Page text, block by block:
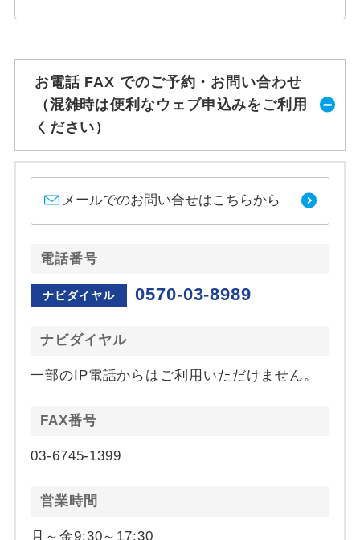
お電話 FAX でのご予約・お問い合わせ
（混雑時は便利なウェブ申込みをご利用
ください）
メールでのお問い合せはこちらから
電話番号
ナビダイヤル 0570-03-8989
ナビダイヤル
一部のIP電話からはご利用いただけません。
FAX番号
03-6745-1399
営業時間
月～金9:30～17:30